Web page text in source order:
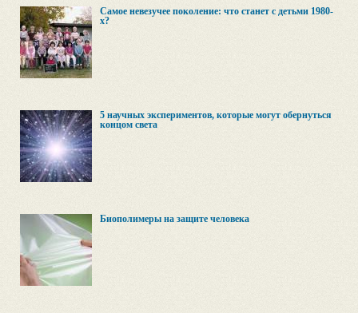
Самое невезучее поколение: что станет с детьми 1980-
х?
5 научных экспериментов, которые могут обернуться
концом света
Биополимеры на защите человека